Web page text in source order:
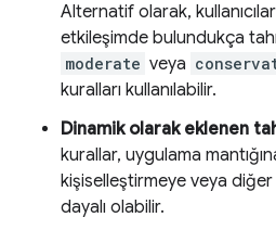
Alternatif olarak,
etkileşimde bulundukça
moderate veya
kuralları kullanılabilir.
Dinamik olarak eklenen
kurallar, uygulama
kişiselleştirmeye veya
dayalı olabilir.